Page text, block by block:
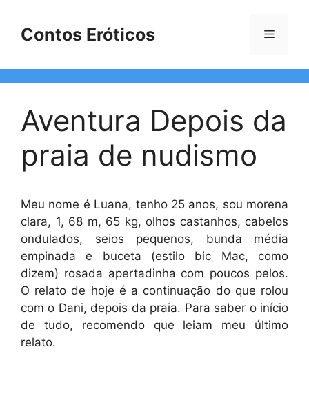
Contos Eróticos Menu
Aventura Depois da
praia de nudismo
Meu nome é Luana, tenho 25 anos, sou morena
clara, 1, 68 m, 65 kg, olhos castanhos, cabelos
ondulados, seios pequenos, bunda média
empinada e buceta (estilo bic Mac, como
dizem) rosada apertadinha com poucos pelos.
O relato de hoje é a continuação do que rolou
com o Dani, depois da praia. Para saber o início
de tudo, recomendo que leiam meu último
relato.